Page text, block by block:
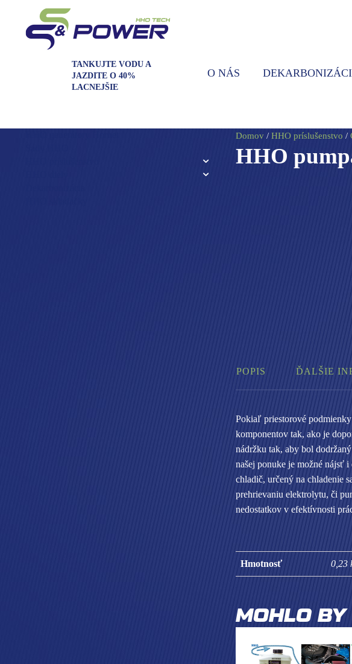
TANKUJTE VODU A
JAZDITE O 40%
LACNEJŠIE
O NÁS
Domov/ HHO príslušenstvo /
HHO
POPIS ĎALŠIE
Pokiaľ priestorové
komponentov tak, ako je
nádržku tak, aby bol
našej ponuke je možné nájsť
chladič, určený na chladenie
prehrievaniu elektrolytu, či
nedostatkov v efektívnosti
Hmotnosť 0,23
MOHLO